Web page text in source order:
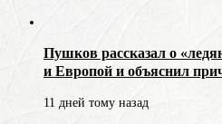
Пушков рассказал о
и Европой и объяснил
11 дней тому назад